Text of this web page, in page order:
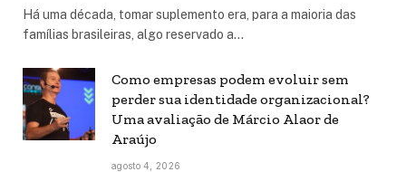
Há uma década, tomar suplemento era, para a maioria das
famílias brasileiras, algo reservado a…
Como empresas podem evoluir sem
perder sua identidade organizacional?
Uma avaliação de Márcio Alaor de
Araújo
agosto 4, 2026